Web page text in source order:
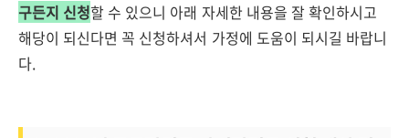
구든지 신청할 수 있으니 아래 자세한 내용을 잘 확인하시고
해당이 되신다면 꼭 신청하셔서 가정에 도움이 되시길 바랍니
다.